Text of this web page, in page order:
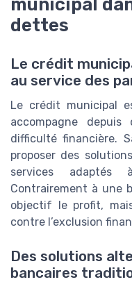
municipal
dettes
Le crédit
au service des
Le crédit municipal
accompagne
difficulté financière.
proposer des
services
Contrairement à une
objectif le profit,
contre l’exclusion
Des solutions
bancaires